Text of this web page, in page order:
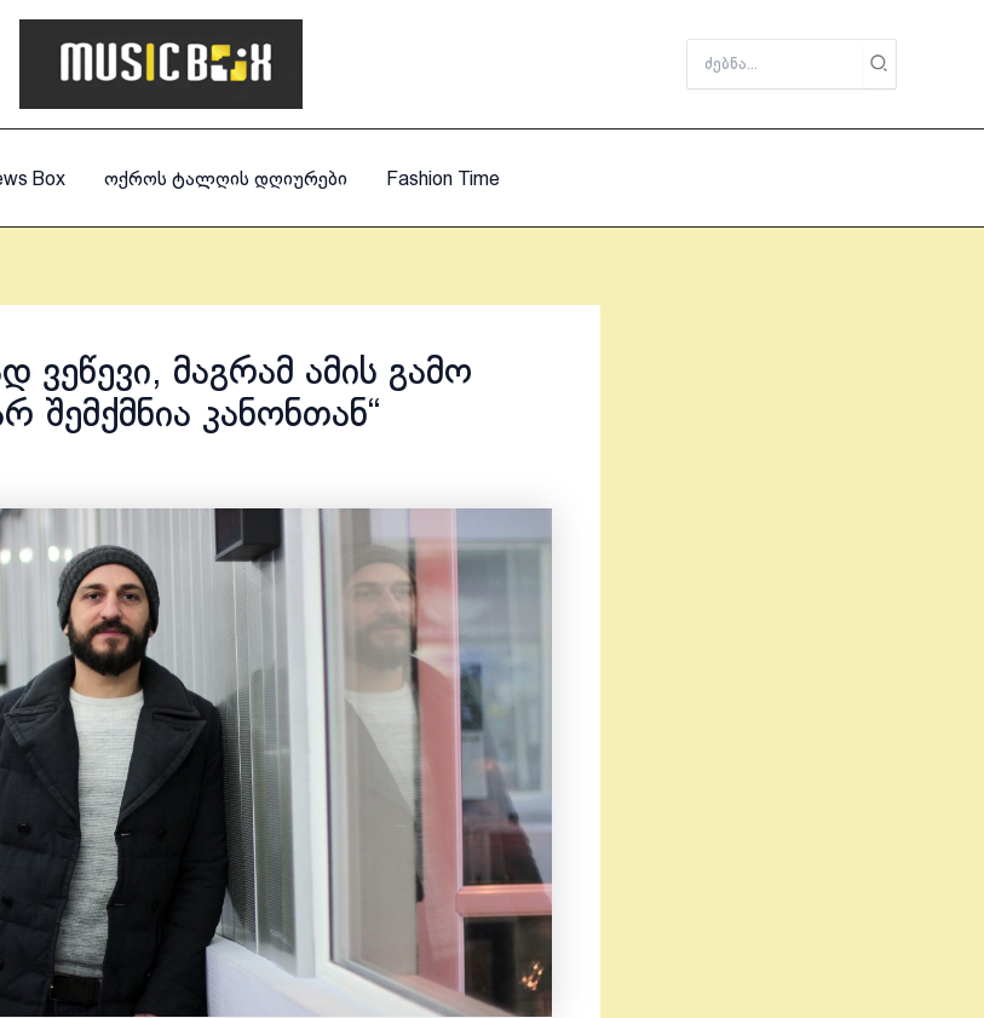
for:
Box ოქროს ტალღის დღიურები Fashion Time
ვეწევი, მაგრამ ამის გამო
შემქმნია კანონთან“